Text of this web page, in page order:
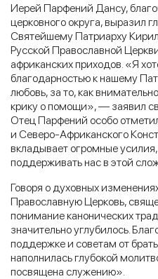
Иерей Парфений Дансу,
церковного округа, выразил
Святейшему Патриарху
Русской Православной
африканских приходов. «Я
благодарностью к нашему
любовь, за то, как
крику о помощи», — заявил
Отец Парфений особо
и Северо-Африканского
вкладывает огромные
поддерживать нас в этой
Говоря о духовных
Православную Церковь,
понимание канонических
значительно углубилось.
поддержке и советам от
наполнилась глубокой
посвящена служению».